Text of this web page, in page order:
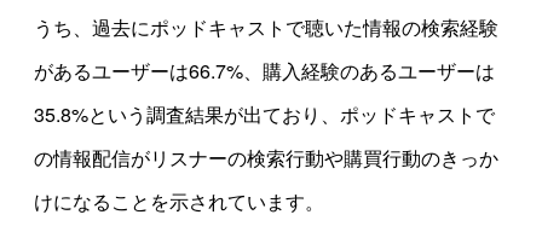
うち、過去にポッドキャストで聴いた情報の検索経験
があるユーザーは66.7%、購入経験のあるユーザーは
35.8%という調査結果が出ており、ポッドキャストで
の情報配信がリスナーの検索行動や購買行動のきっか
けになることを示されています。